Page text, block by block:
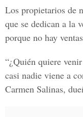
Los propietarios de
que se dedican a la
porque no hay
“¿Quién quiere
casi nadie viene a
Carmen Salinas,